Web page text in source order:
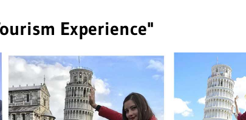
Experience"